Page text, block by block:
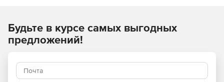
компьютера или сервера Windows, используя методы
формирования образов по файлам и секторам. Сочетание
различных технологий помогает системным
поддерживать IT-систему в распределенных структурах
предприятий.
Будьте в курсе самых выгодных
предложений!